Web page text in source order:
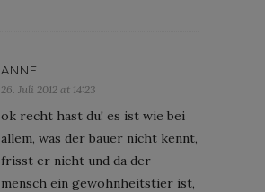
ANNE
26. Juli 2012 at 14:23
ok recht hast du! es ist wie bei
allem, was der bauer nicht kennt,
frisst er nicht und da der
mensch ein gewohnheitstier ist,